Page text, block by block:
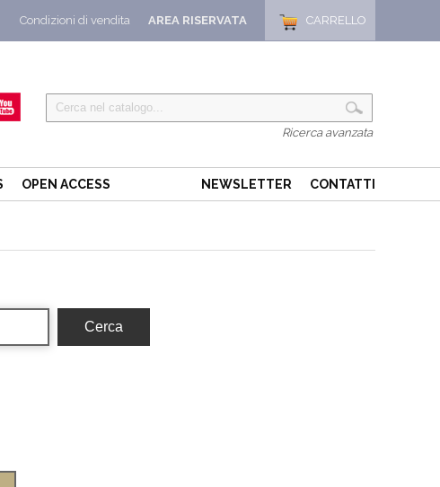
CARRELLO
AREA RISERVATA
Condizioni di vendita
Ricerca avanzata
OPEN ACCESS NEWSLETTER CONTATTI